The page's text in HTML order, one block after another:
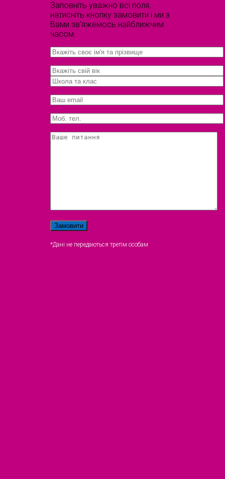
Заповніть уважно всі поля,
натисніть кнопку замовити і ми з
Вами зв'яжемось найближчим
часом.
*Дані не передаються третім особам